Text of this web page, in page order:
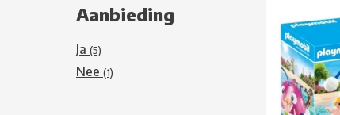
Aanbieding
Ja (5)
Nee (1)